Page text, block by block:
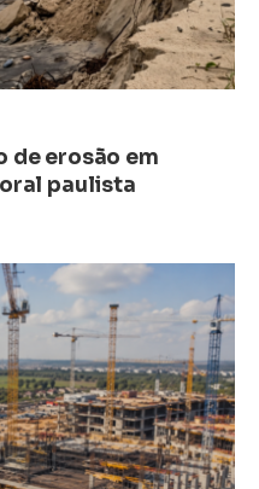
de erosão em
paulista